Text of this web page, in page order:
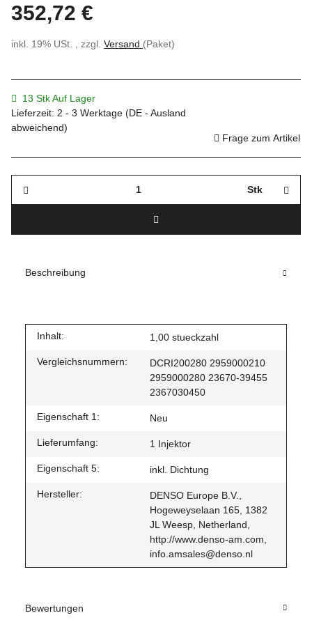
352,72 €
inkl. 19% USt. , zzgl. Versand (Paket)
13 Stk Auf Lager
Lieferzeit: 2 - 3 Werktage (DE - Ausland
abweichend)
Frage zum Artikel
Stk
Beschreibung
Inhalt: 1,00 stueckzahl
Vergleichsnummern:
DCRI200280 2959000210
2959000280 23670-39455
2367030450
Eigenschaft 1: Neu
Lieferumfang: 1 Injektor
Eigenschaft 5: inkl. Dichtung
Hersteller:
DENSO Europe B.V.,
Hogeweyselaan 165, 1382
JL Weesp, Netherland,
http://www.denso-am.com,
info.amsales@denso.nl
Bewertungen